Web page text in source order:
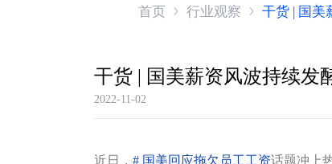
首页 行业观察 干货 | 国美
干货 | 国美薪资风波持续发
2022-11-02
近日， # 国美回应拖欠员工工资话题冲上